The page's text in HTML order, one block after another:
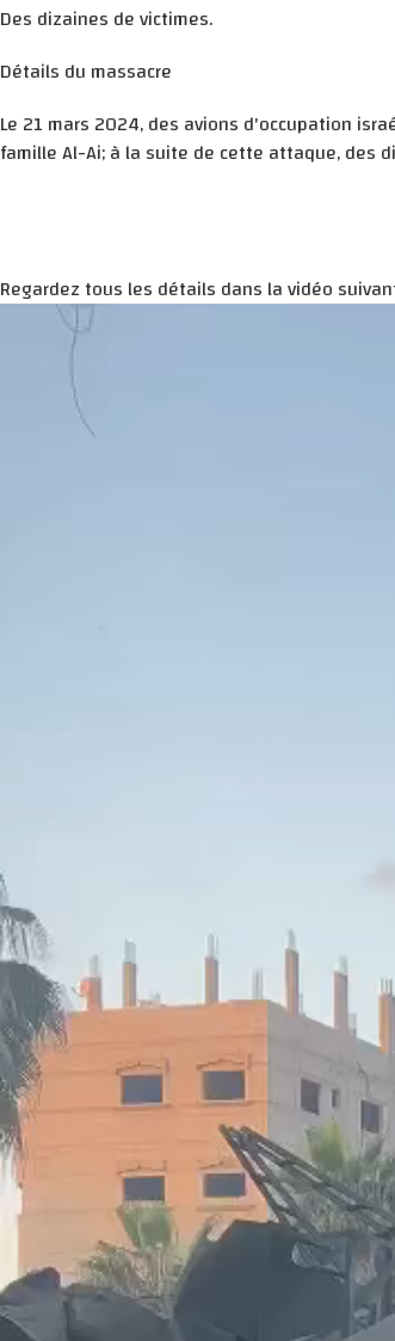
Des dizaines de victimes.
Détails du massacre
Le 21 mars 2024, des avions d'occupation
famille Al-Ai; à la suite de cette attaque, des
Regardez tous les détails dans la vidéo